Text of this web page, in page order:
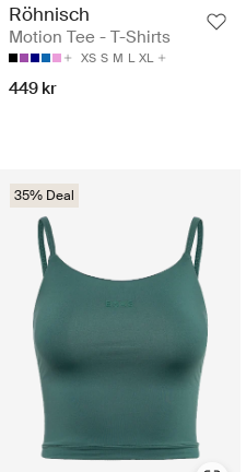
Röhnisch
Motion Tee - T-Shirts
XS S M L XL
449 kr
35% Deal